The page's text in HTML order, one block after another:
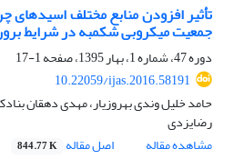
تأثیر افزودن منابع مختلف
جمعیت میکروبی شکمبه در شرایط
دوره 47، شماره 1، بهار 1395، صفحه
1-17
10.22059/ijas.2016.58191
حامد خلیل وندی بهروزیار، مهدی دهقان
رضایزدی
مشاهده مقاله
اصل مقاله 844.77 K